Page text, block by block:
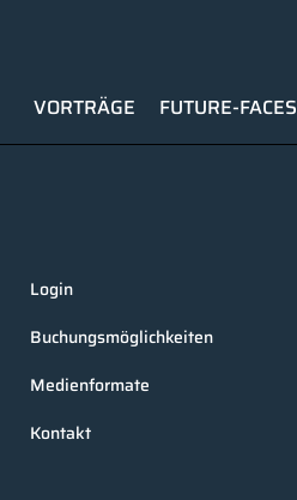
VORTRÄGE FUTURE-FACES
Login
Buchungsmöglichkeiten
Medienformate
Kontakt